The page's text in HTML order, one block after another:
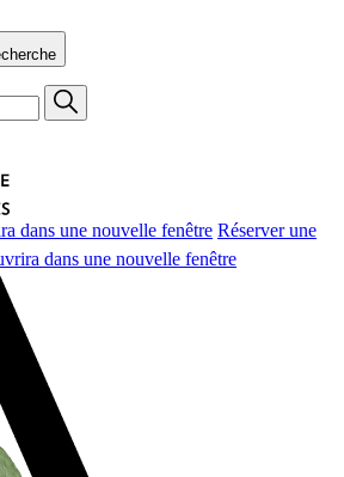
dans une nouvelle fenêtre Réserver une
dans une nouvelle fenêtre